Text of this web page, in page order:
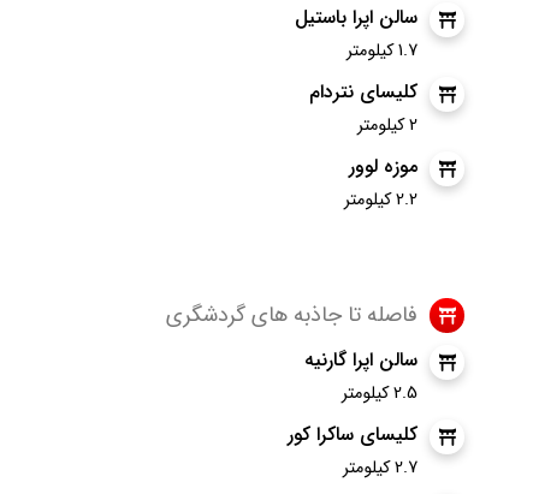
سالن اپرا باستیل
1.7 کیلومتر
کلیسای نتردام
2 کیلومتر
موزه لوور
2.2 کیلومتر
فاصله تا جاذبه های گردشگری
سالن اپرا گارنیه
2.5 کیلومتر
کلیسای ساکرا کور
2.7 کیلومتر